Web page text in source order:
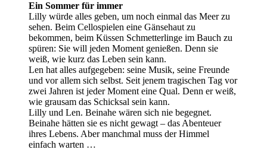
Ein Sommer für immer
Lilly würde alles geben, um noch einmal das Meer zu
sehen. Beim Cellospielen eine Gänsehaut zu
bekommen, beim Küssen Schmetterlinge im Bauch zu
spüren: Sie will jeden Moment genießen. Denn sie
weiß, wie kurz das Leben sein kann.
Len hat alles aufgegeben: seine Musik, seine Freunde
und vor allem sich selbst. Seit jenem tragischen Tag vor
zwei Jahren ist jeder Moment eine Qual. Denn er weiß,
wie grausam das Schicksal sein kann.
Lilly und Len. Beinahe wären sich nie begegnet.
Beinahe hätten sie es nicht gewagt – das Abenteuer
ihres Lebens. Aber manchmal muss der Himmel
einfach warten …